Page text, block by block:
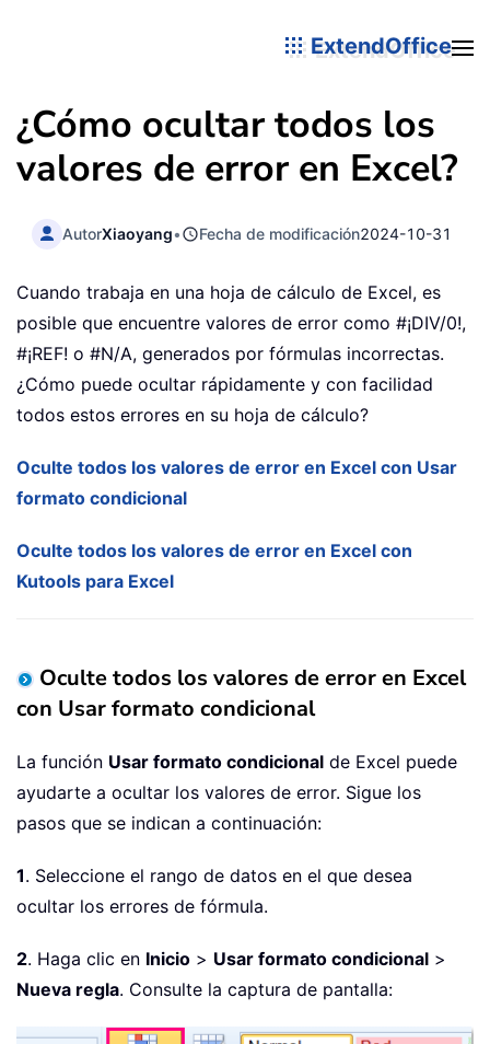
ExtendOffice
¿Cómo ocultar todos los
valores de error en Excel?
AutorXiaoyang• Fecha de modificación2024-10-31
Cuando trabaja en una hoja de cálculo de Excel, es
posible que encuentre valores de error como #¡DIV/0!,
#¡REF! o #N/A, generados por fórmulas incorrectas.
¿Cómo puede ocultar rápidamente y con facilidad
todos estos errores en su hoja de cálculo?
Oculte todos los valores de error en Excel con Usar
formato condicional
Oculte todos los valores de error en Excel con
Kutools para Excel
Oculte todos los valores de error en Excel
con Usar formato condicional
La función Usar formato condicional de Excel puede
ayudarte a ocultar los valores de error. Sigue los
pasos que se indican a continuación:
1. Seleccione el rango de datos en el que desea
ocultar los errores de fórmula.
2. Haga clic en Inicio > Usar formato condicional >
Nueva regla. Consulte la captura de pantalla: